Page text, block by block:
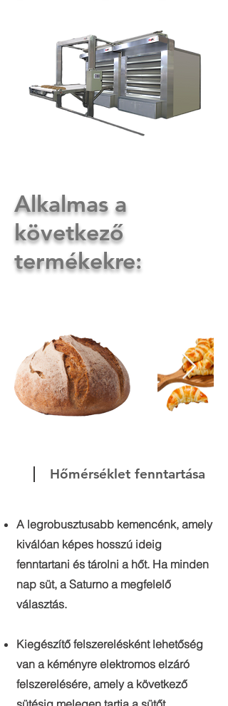
Alkalmas a
következő
termékekre:
Hőmérséklet fenntartása
A legrobusztusabb kemencénk, amely
kiválóan képes hosszú ideig
fenntartani és tárolni a hőt. Ha minden
nap süt, a Saturno a megfelelő
választás.
Kiegészítő felszerelésként lehetőség
van a kéményre elektromos elzáró
felszerelésére, amely a következő